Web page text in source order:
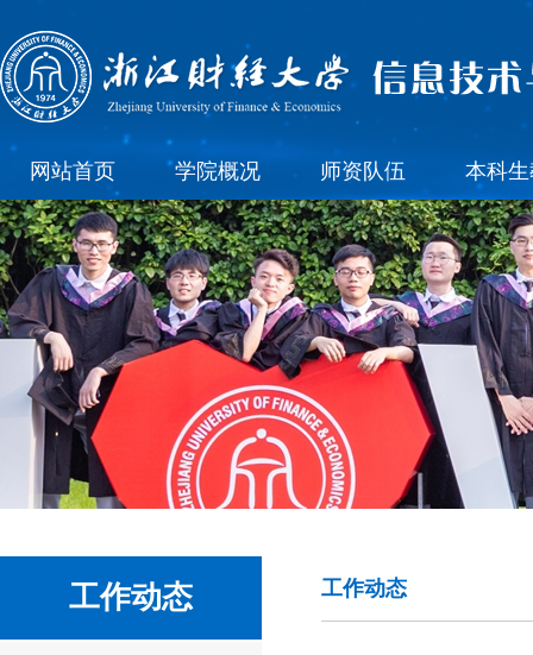
网站首页 学院概况 师资队伍 本科
工作动态 工作动态